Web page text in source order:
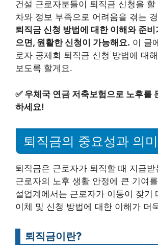
건설 근로자분들이 퇴직금 신청을 할
차와 정보 부족으로 어려움을 겪는
퇴직금 신청 방법에 대한 이해와 준비
으면, 원활한 신청이 가능해요. 이 글
로자 공제회 퇴직금 신청 방법에 대
보도록 할게요.
✅ 우체국 연금 저축보험으로 노후를
하세요!
퇴직금의 중요성과 의미
퇴직금은 근로자가 퇴직할 때 지급
근로자의 노후 생활 안정에 큰 기여
설업계에서는 근로자가 이동이 잦기
이체 및 신청 방법에 대한 이해가 더
퇴직금이란?